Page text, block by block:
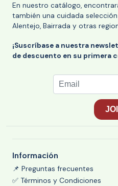
En nuestro catálogo,
también una cuidada
Alentejo, Bairrada y otras
¡Suscríbase a nuestra
de descuento en su primera
Información
📌 Preguntas frecuentes
✅ Términos y Condiciones